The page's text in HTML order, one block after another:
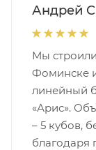
Андрей
Мы
Фоминске
линейный
«Арис».
– 5 кубов,
благодаря